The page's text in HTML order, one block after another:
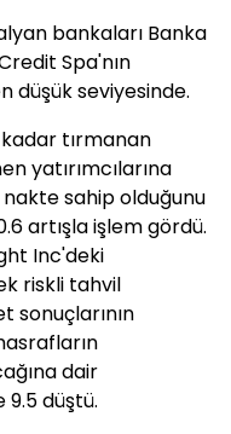
bankaları Banka
Spa'nın
düşük seviyesinde.
tırmanan
yatırımcılarına
sahip olduğunu
artışla işlem gördü.
Inc'deki
riskli tahvil
sonuçlarının
dair
9.5 düştü.